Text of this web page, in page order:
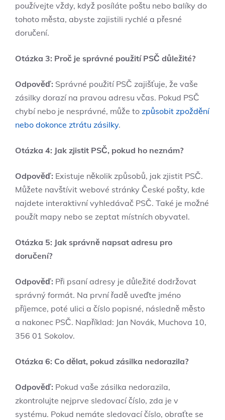
používejte vždy, když posíláte poštu nebo balíky do
tohoto města, abyste zajistili rychlé a přesné
doručení.
Otázka 3: Proč je správné použití PSČ důležité?
Odpověď: Správné použití PSČ zajišťuje, že vaše
zásilky dorazí na pravou adresu včas. Pokud PSČ
chybí nebo je nesprávné, může to způsobit zpoždění
nebo dokonce ztrátu zásilky.
Otázka 4: Jak zjistit PSČ, pokud ho neznám?
Odpověď: Existuje několik způsobů, jak zjistit PSČ.
Můžete navštívit webové stránky České pošty, kde
najdete interaktivní vyhledávač PSČ. Také je možné
použít mapy nebo se zeptat místních obyvatel.
Otázka 5: Jak správně napsat adresu pro
doručení?
Odpověď: Při psaní adresy je důležité dodržovat
správný formát. Na první řadě uveďte jméno
příjemce, poté ulici a číslo popisné, následně město
a nakonec PSČ. Například: Jan Novák, Muchova 10,
356 01 Sokolov.
Otázka 6: Co dělat, pokud zásilka nedorazila?
Odpověď: Pokud vaše zásilka nedorazila,
zkontrolujte nejprve sledovací číslo, zda je v
systému. Pokud nemáte sledovací číslo, obraťte se